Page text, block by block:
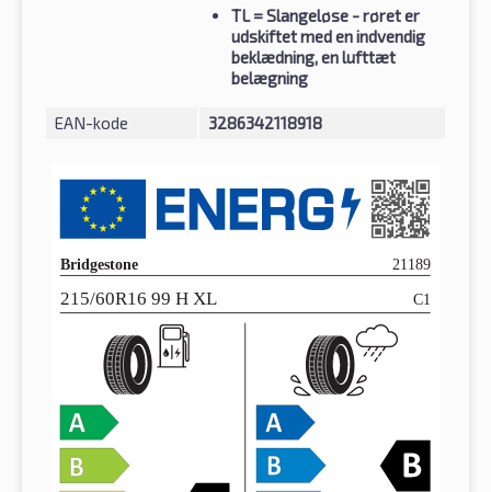
TL= Slangeløse - røret er
udskiftet med en indvendig
beklædning, en lufttæt
belægning
EAN-kode 3286342118918